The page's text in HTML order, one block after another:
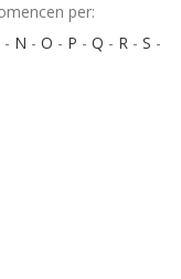
per:
- N - O - P - Q - R - S -